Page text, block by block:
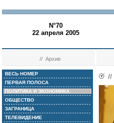
N°70
22 апреля 2005
//Архив
ВЕСЬ НОМЕР
ПЕРВАЯ ПОЛОСА
ПОЛИТИКА И ЭКОНОМИКА
ОБЩЕСТВО
ЗАГРАНИЦА
ТЕЛЕВИДЕНИЕ
//